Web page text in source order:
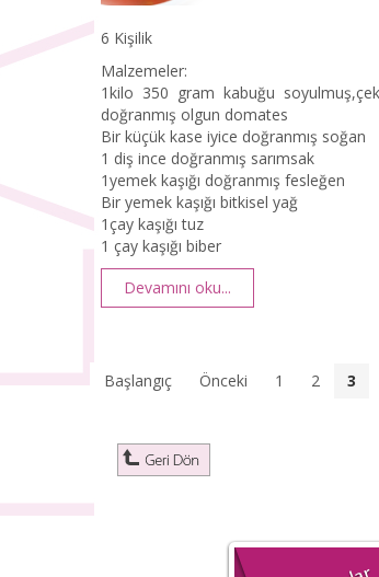
6 Kişilik
Malzemeler:
1kilo 350 gram kabuğu
doğranmış olgun domates
Bir küçük kase iyice doğranmış soğan
1 diş ince doğranmış sarımsak
1yemek kaşığı doğranmış fesleğen
Bir yemek kaşığı bitkisel yağ
1çay kaşığı tuz
1 çay kaşığı biber
Devamını oku...
Başlangıç Önceki 1 2 3